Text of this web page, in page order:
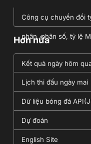
Công cụ chuyển đổi
phân, phân số, tỷ lệ
Hơn nữa
Kết quả ngày hôm
Lịch thi đấu ngày mai
Dữ liệu bóng đá
Dự đoán
English Site